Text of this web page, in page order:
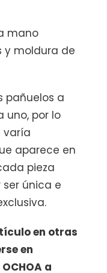
mano
y moldura de
pañuelos a
uno, por lo
varía
aparece en
pieza
única e
en otras
en
a